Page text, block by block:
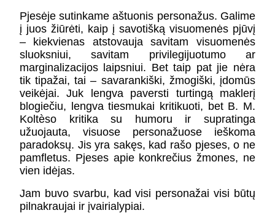
Pjesėje sutinkame aštuonis personažus. Galime
į juos žiūrėti, kaip į savotišką visuomenės pjūvį
– kiekvienas atstovauja savitam visuomenės
sluoksniui, savitam privilegijuotumo ar
marginalizacijos laipsniui. Bet taip pat jie nėra
tik tipažai, tai – savarankiški, žmogiški, įdomūs
veikėjai. Juk lengva paversti turtingą maklerį
blogiečiu, lengva tiesmukai kritikuoti, bet B. M.
Koltèso kritika su humoru ir supratinga
užuojauta, visuose personažuose ieškoma
paradoksų. Jis yra sakęs, kad rašo pjeses, o ne
pamfletus. Pjeses apie konkrečius žmones, ne
vien idėjas.
Jam buvo svarbu, kad visi personažai visi būtų
pilnakraujai ir įvairialypiai.